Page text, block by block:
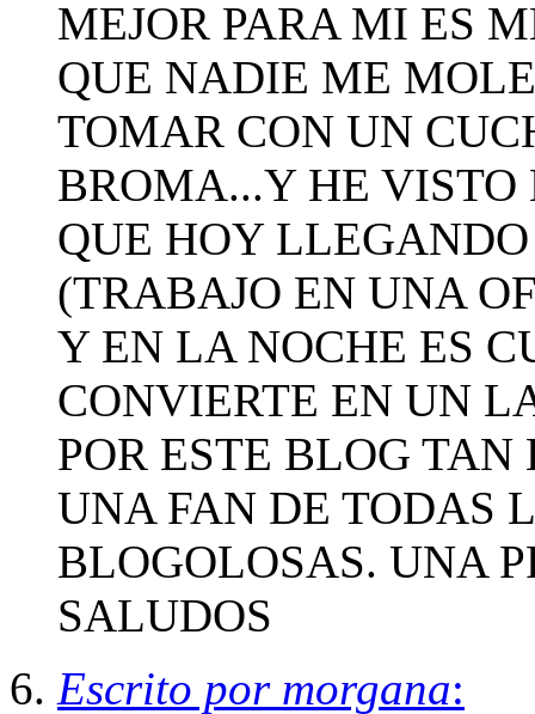
MEJOR PARA MI ES
QUE NADIE ME
TOMAR CON UN
BROMA...Y HE VISTO
QUE HOY
(TRABAJO EN UNA
Y EN LA NOCHE ES
CONVIERTE EN UN
POR ESTE BLOG
UNA FAN DE TODAS
BLOGOLOSAS. UNA
SALUDOS
Escrito por morgana: